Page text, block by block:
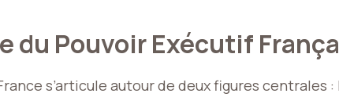
du Pouvoir Exécutif
s’articule autour de deux figures centrales :